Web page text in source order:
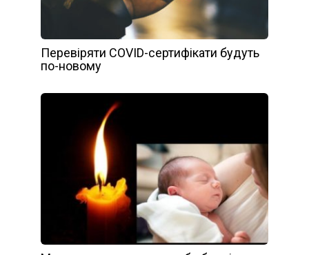
Перевіряти COVID-сертифікати будуть
по-новому